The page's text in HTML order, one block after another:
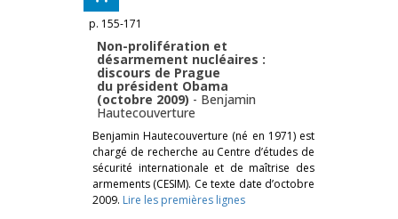
p. 155-171
Non-prolifération et
désarmement nucléaires :
discours de Prague
du président Obama
(octobre 2009) - Benjamin
Hautecouverture
Benjamin Hautecouverture (né en 1971) est
chargé de recherche au Centre d’études de
sécurité internationale et de maîtrise des
armements (CESIM). Ce texte date d’octobre
2009. Lire les premières lignes